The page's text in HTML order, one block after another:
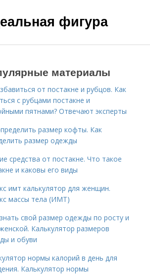
фигура
материалы
от постакне и рубцов. Как
с рубцами постакне и
пятнами? Отвечают эксперты
размер кофты. Как
размер одежды
средства от постакне. Что такое
и каковы его виды
имт калькулятор для женщин.
массы тела (ИМТ)
свой размер одежды по росту и
Калькулятор размеров
и обуви
нормы калорий в день для
Калькулятор нормы